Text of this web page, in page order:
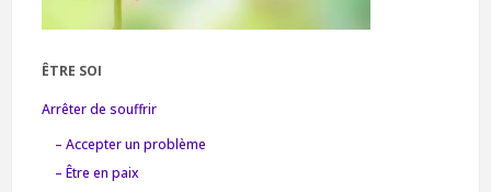
ÊTRE SOI
Arrêter de souffrir
– Accepter un problème
– Être en paix